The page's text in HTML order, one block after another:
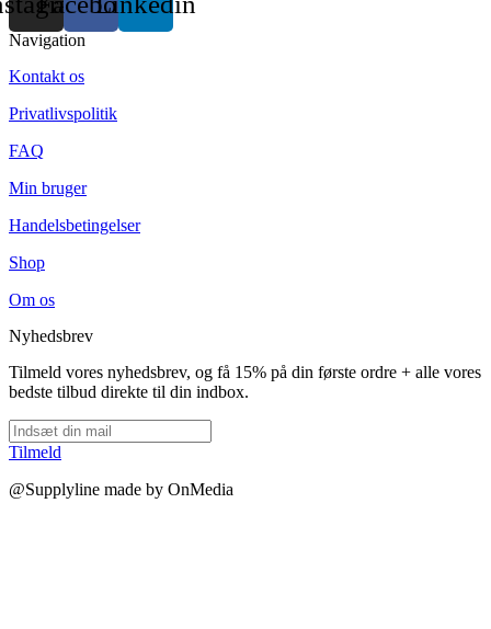
Navigation
Kontakt os
Privatlivspolitik
FAQ
Min bruger
Handelsbetingelser
Shop
Om os
Nyhedsbrev
Tilmeld vores nyhedsbrev, og få 15% på din første ordre + alle vores
bedste tilbud direkte til din indbox.
Tilmeld
@Supplyline made by OnMedia